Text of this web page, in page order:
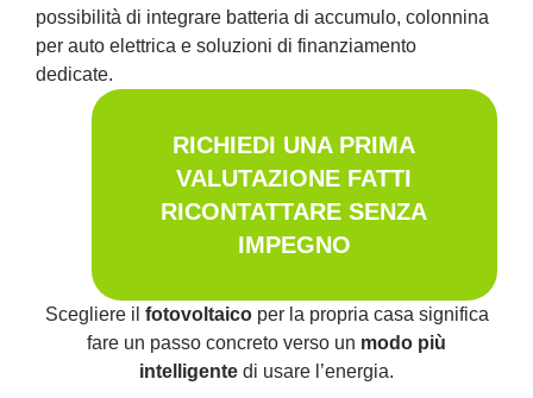
possibilità di integrare batteria di accumulo, colonnina
per auto elettrica e soluzioni di finanziamento
dedicate.
RICHIEDI UNA PRIMA
VALUTAZIONE FATTI
RICONTATTARE SENZA
IMPEGNO
Scegliere il fotovoltaicoper la propria casa significa
fare un passo concreto verso un modo più
intelligente di usare l’energia.